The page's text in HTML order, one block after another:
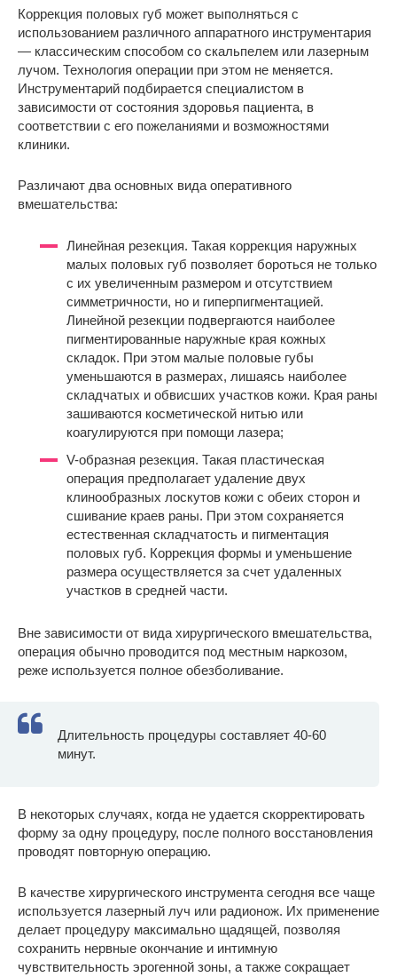
Коррекция половых губ может выполняться с
использованием различного аппаратного инструментария
— классическим способом со скальпелем или лазерным
лучом. Технология операции при этом не меняется.
Инструментарий подбирается специалистом в
зависимости от состояния здоровья пациента, в
соответствии с его пожеланиями и возможностями
клиники.
Различают два основных вида оперативного
вмешательства:
Линейная резекция. Такая коррекция наружных
малых половых губ позволяет бороться не только
с их увеличенным размером и отсутствием
симметричности, но и гиперпигментацией.
Линейной резекции подвергаются наиболее
пигментированные наружные края кожных
складок. При этом малые половые губы
уменьшаются в размерах, лишаясь наиболее
складчатых и обвисших участков кожи. Края раны
зашиваются косметической нитью или
коагулируются при помощи лазера;
V-образная резекция. Такая пластическая
операция предполагает удаление двух
клинообразных лоскутов кожи с обеих сторон и
сшивание краев раны. При этом сохраняется
естественная складчатость и пигментация
половых губ. Коррекция формы и уменьшение
размера осуществляется за счет удаленных
участков в средней части.
Вне зависимости от вида хирургического вмешательства,
операция обычно проводится под местным наркозом,
реже используется полное обезболивание.
Длительность процедуры составляет 40-60
минут.
В некоторых случаях, когда не удается скорректировать
форму за одну процедуру, после полного восстановления
проводят повторную операцию.
В качестве хирургического инструмента сегодня все чаще
используется лазерный луч или радионож. Их применение
делает процедуру максимально щадящей, позволяя
сохранить нервные окончание и интимную
чувствительность эрогенной зоны, а также сокращает